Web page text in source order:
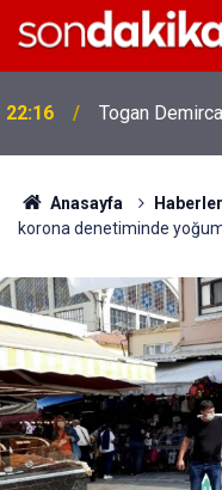
22:16 Togan
Anasayfa Haberler
korona denetiminde